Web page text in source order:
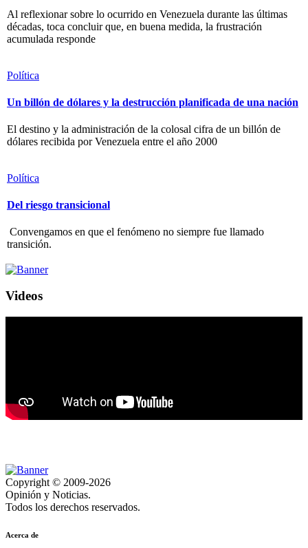
Al reflexionar sobre lo ocurrido en Venezuela durante las últimas
décadas, toca concluir que, en buena medida, la frustración
acumulada responde
Política
Un billón de dólares y la destrucción planificada de una nación
El destino y la administración de la colosal cifra de un billón de
dólares recibida por Venezuela entre el año 2000
Política
Del riesgo transicional
Convengamos en que el fenómeno no siempre fue llamado
transición.
Videos
Copyright © 2009-2026
Opinión y Noticias.
Todos los derechos reservados.
Acerca de